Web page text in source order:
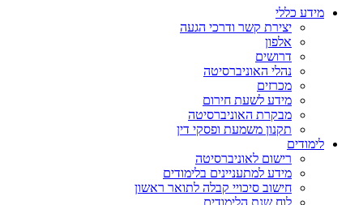
מידע כללי
יצירת קשר ודרכי הגעה
אלפון
דרושים
נהלי האוניברסיטה
מכרזים
מידע לשעת חירום
מבקרת האוניברסיטה
תקנון משמעת ופסקי דין
לימודים
רישום לאוניברסיטה
מידע למתעניינים בלימודים
חישוב סיכויי קבלה לתואר ראשון
לוח שנת הלימודים